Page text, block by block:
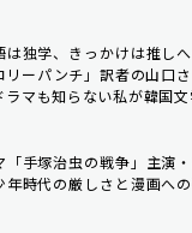
は独学、きっかけは推し
リーパンチ」訳者の山口
ラマも知らない私が韓国
「手塚治虫の戦争」主演
年時代の厳しさと漫画へ